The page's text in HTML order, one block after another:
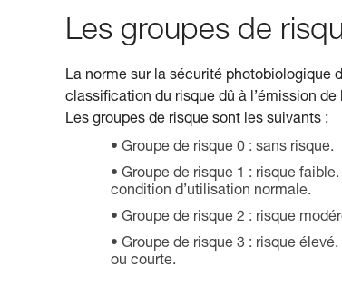
Les groupes de
La norme sur la sécurité photobiologique
classification du risque dû à l’émission de
Les groupes de risque sont les suivants :
Groupe de risque 0 : sans risque.
Groupe de risque 1 : risque
condition d’utilisation normale.
Groupe de risque 2 : risque
Groupe de risque 3 : risque
ou courte.